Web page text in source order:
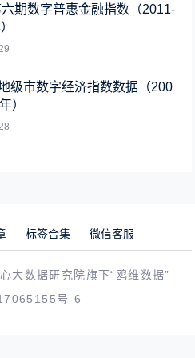
期数字普惠金融指数（2011-
级市数字经济指数数据（200
）
标签合集 微信客服
数据研究院旗下“鸥维数据”
号-6